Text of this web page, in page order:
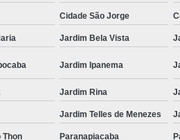
Cidade São Jorge
Jardim Bela Vista
Jardim Ipanema
Jardim Rina
Jardim Telles de Menezes
Thon Paranapiacaba